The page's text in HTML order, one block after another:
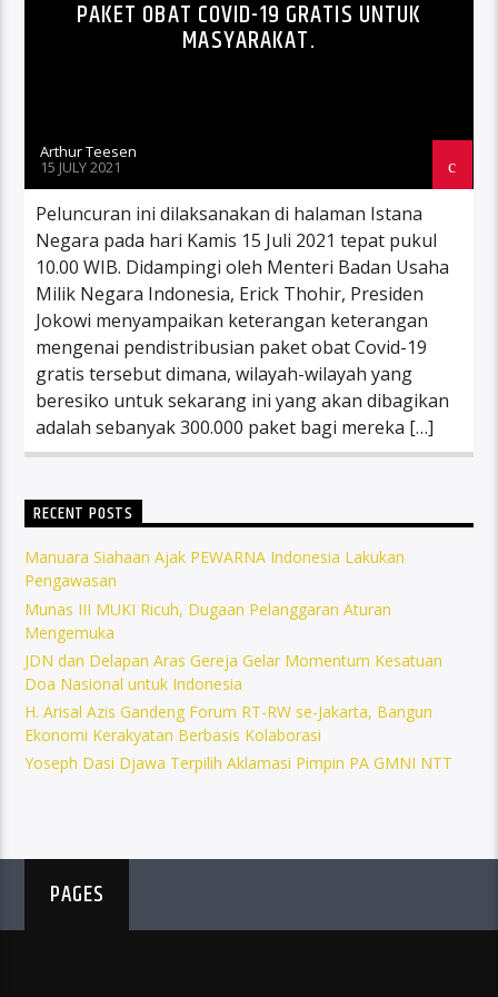
PAKET OBAT COVID-19 GRATIS UNTUK
MASYARAKAT.
Arthur Teesen
15 JULY 2021
Peluncuran ini dilaksanakan di halaman Istana
Negara pada hari Kamis 15 Juli 2021 tepat pukul
10.00 WIB. Didampingi oleh Menteri Badan Usaha
Milik Negara Indonesia, Erick Thohir, Presiden
Jokowi menyampaikan keterangan keterangan
mengenai pendistribusian paket obat Covid-19
gratis tersebut dimana, wilayah-wilayah yang
beresiko untuk sekarang ini yang akan dibagikan
adalah sebanyak 300.000 paket bagi mereka […]
RECENT POSTS
Manuara Siahaan Ajak PEWARNA Indonesia Lakukan
Pengawasan
Munas III MUKI Ricuh, Dugaan Pelanggaran Aturan
Mengemuka
JDN dan Delapan Aras Gereja Gelar Momentum Kesatuan
Doa Nasional untuk Indonesia
H. Arisal Azis Gandeng Forum RT-RW se-Jakarta, Bangun
Ekonomi Kerakyatan Berbasis Kolaborasi
Yoseph Dasi Djawa Terpilih Aklamasi Pimpin PA GMNI NTT
PAGES